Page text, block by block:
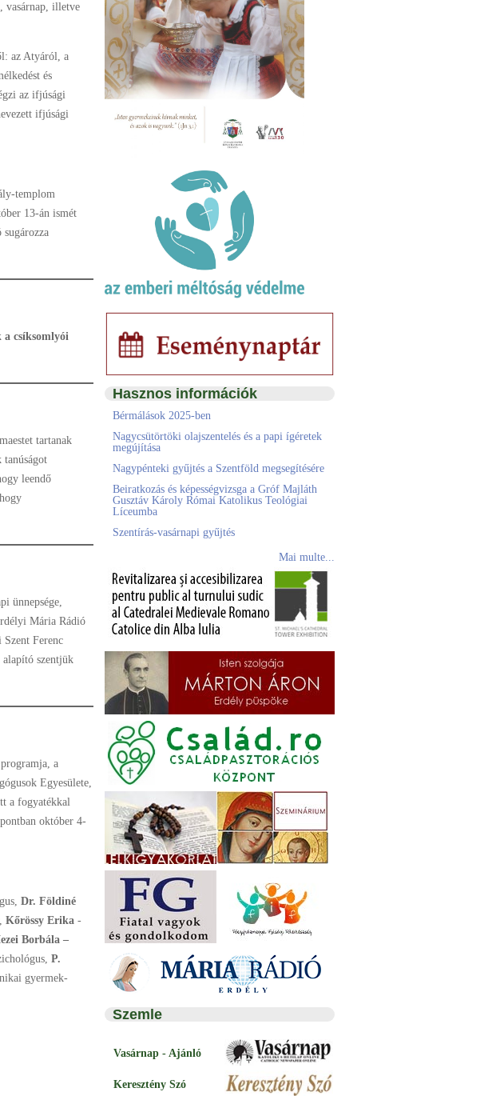
vasárnap, illetve
az Atyáról, a
és
az ifjúsági
ifjúsági
templom
13-án ismét
a csíksomlyói
tartanak
leendő
ünnepsége,
Mária Rádió
Ferenc
alapító szentjük
a
Egyesülete,
a fogyatékkal
október 4-
Dr. Földiné
Kőrössy Erika -
Borbála –
P.
gyermek-
Hasznos információk
Bérmálások 2025-ben
Nagycsütörtöki olajszentelés és a papi ígéretek
megújítása
Nagypénteki gyűjtés a Szentföld megsegítésére
Beiratkozás és képességvizsga a Gróf Majláth
Gusztáv Károly Római Katolikus Teológiai
Líceumba
Szentírás-vasárnapi gyűjtés
Mai multe...
Szemle
Vasárnap - Ajánló
Keresztény Szó